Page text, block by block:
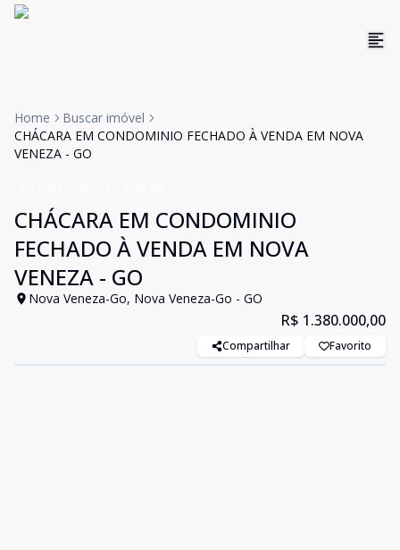
Home
Buscar imóvel
CHÁCARA EM CONDOMINIO FECHADO À VENDA EM NOVA
VENEZA - GO
CHÁCARA EM CONDOMINIO
FECHADO À VENDA EM NOVA
VENEZA - GO
Nova Veneza-Go, Nova Veneza-Go - GO
R$ 1.380.000,00
Compartilhar Favorito